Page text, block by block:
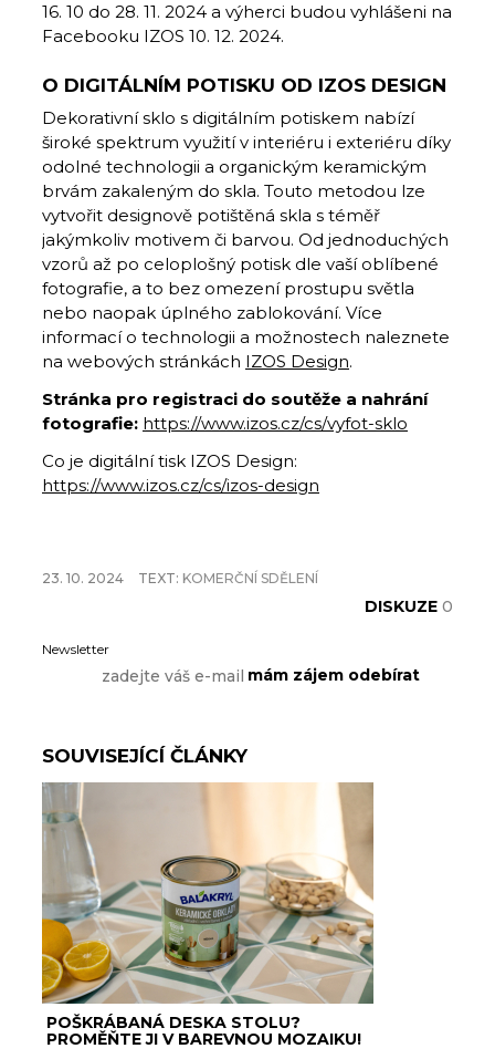
16. 10 do 28. 11. 2024 a výherci budou vyhlášeni na
Facebooku IZOS 10. 12. 2024.
O DIGITÁLNÍM POTISKU OD IZOS DESIGN
Dekorativní sklo s digitálním potiskem nabízí
široké spektrum využití v interiéru i exteriéru díky
odolné technologii a organickým keramickým
brvám zakaleným do skla. Touto metodou lze
vytvořit designově potištěná skla s téměř
jakýmkoliv motivem či barvou. Od jednoduchých
vzorů až po celoplošný potisk dle vaší oblíbené
fotografie, a to bez omezení prostupu světla
nebo naopak úplného zablokování. Více
informací o technologii a možnostech naleznete
na webových stránkách IZOS Design.
Stránka pro registraci do soutěže a nahrání
fotografie: https://www.izos.cz/cs/vyfot-sklo
Co je digitální tisk IZOS Design:
https://www.izos.cz/cs/izos-design
23. 10. 2024 TEXT: KOMERČNÍ SDĚLENÍ
DISKUZE 0
Newsletter
SOUVISEJÍCÍ ČLÁNKY
POŠKRÁBANÁ DESKA STOLU?
PROMĚŇTE JI V BAREVNOU MOZAIKU!